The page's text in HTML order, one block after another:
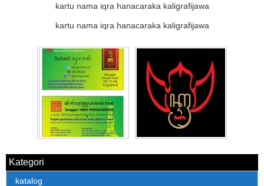
kartu nama iqra hanacaraka kaligrafijawa
kartu nama iqra hanacaraka kaligrafijawa
Kategori
katalog